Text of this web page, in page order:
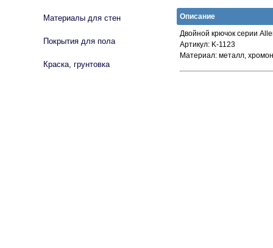
Описание
Двойной крючок серии
Артикул: K-1123
Материал: металл,
Материалы для стен
Покрытия для пола
Краска, грунтовка